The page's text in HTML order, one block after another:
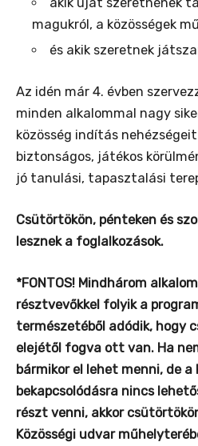
magukról, a közösségek
és akik szeretnek
Az idén már 4. évben
minden alkalommal nagy
közösség indítás
biztonságos, játékos
jó tanulási, tapasztalási
Csütörtökön, pénteken és
lesznek a foglalkozások.
*FONTOS! Mindhárom
résztvevőkkel folyik a
természetéből adódik, hogy
elejétől fogva ott van. Ha
bármikor el lehet menni, de
bekapcsolódásra nincs
részt venni, akkor
Közösségi udvar